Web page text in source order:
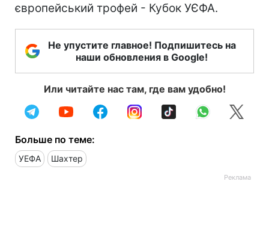
європейський трофей - Кубок УЄФА.
Не упустите главное! Подпишитесь на
наши обновления в Google!
Или читайте нас там, где вам удобно!
Больше по теме:
УЕФА Шахтер